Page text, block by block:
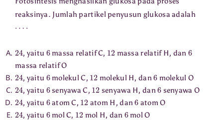
reaksinya. Jumlah partikel penyusun glukosa adalah
24, yaitu 6massa relatif C, 12 massa relatif H, dan 6
massa relatif O
24, yaitu 6molekul C, 12 molekul H, dan6 molekul O
24, yaitu 6senyawa C, 12 senyawa H, dan6 senyawa O
24, yaitu 6atom C, 12 atom H, dan6 atom O
24, yaitu 6mol C, 12 mol H, dan 6mol O